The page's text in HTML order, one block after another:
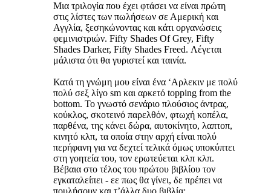
Μια τριλογία που έχει φτάσει να είναι πρώτη
στις λίστες των πωλήσεων σε Αμερική και
Αγγλία, ξεσηκώνοντας και κάτι οργανώσεις
φεμινιστριών. Fifty Shades Of Grey, Fifty
Shades Darker, Fifty Shades Freed. Λέγεται
μάλιστα ότι θα γυριστεί και ταινία.
Κατά τη γνώμη μου είναι ένα ‘Αρλεκιν με πολύ
πολύ σεξ λίγο sm και αρκετό topping from the
bottom. Το γνωστό σενάριο πλούσιος άντρας,
κούκλος, σκοτεινό παρελθόν, φτωχή κοπέλα,
παρθένα, της κάνει δώρα, αυτοκίνητο, λαπτοπ,
κινητό κλπ, τα οποία στην αρχή είναι πολύ
περήφανη για να δεχτεί τελικά όμως υποκύπτει
στη γοητεία του, τον ερωτεύεται κλπ κλπ.
Βέβαια στο τέλος του πρώτου βιβλίου τον
εγκαταλείπει - εε πως θα γίνει, δε πρέπει να